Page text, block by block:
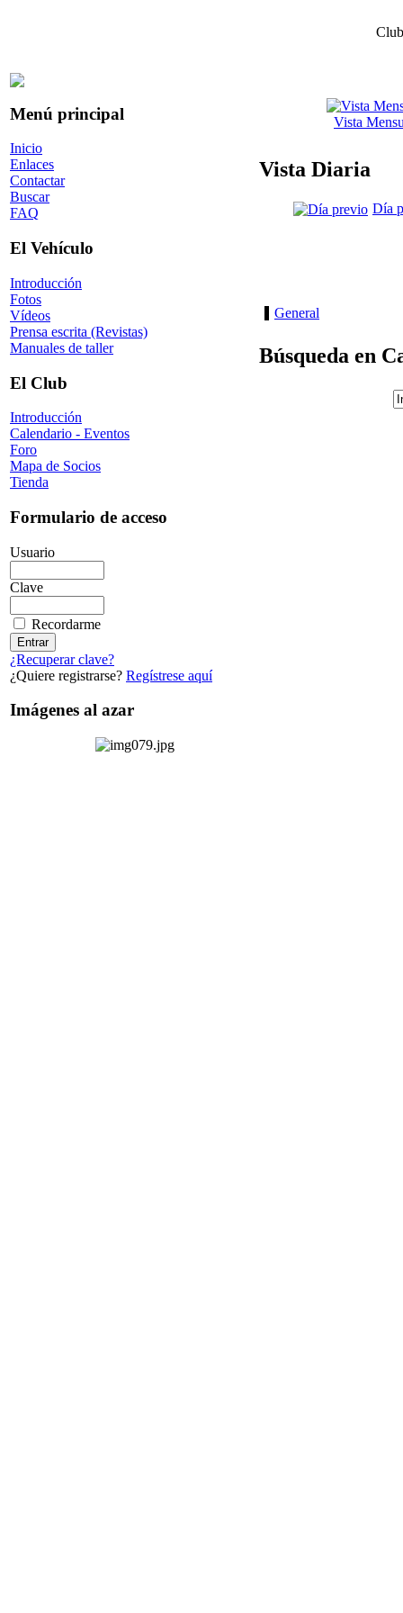
Menú principal
Inicio
Enlaces
Contactar
Buscar
FAQ
El Vehículo
Introducción
Fotos
Vídeos
Prensa escrita (Revistas)
Manuales de taller
El Club
Introducción
Calendario - Eventos
Foro
Mapa de Socios
Tienda
Formulario de acceso
Usuario
Clave
Recordarme
¿Recuperar clave?
¿Quiere registrarse? Regístrese aquí
Imágenes al azar
Vista
Vista Diaria
Día
General
Búsqueda en